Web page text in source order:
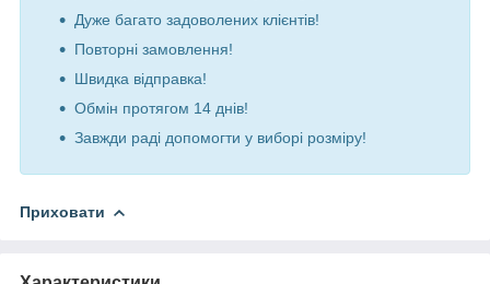
Дуже багато задоволених клієнтів!
Повторні замовлення!
Швидка відправка!
Обмін протягом 14 днів!
Завжди раді допомогти у виборі розміру!
Приховати